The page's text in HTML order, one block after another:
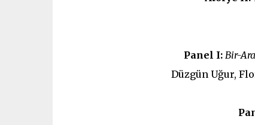
Panel I: Bir-
Düzgün Uğur,